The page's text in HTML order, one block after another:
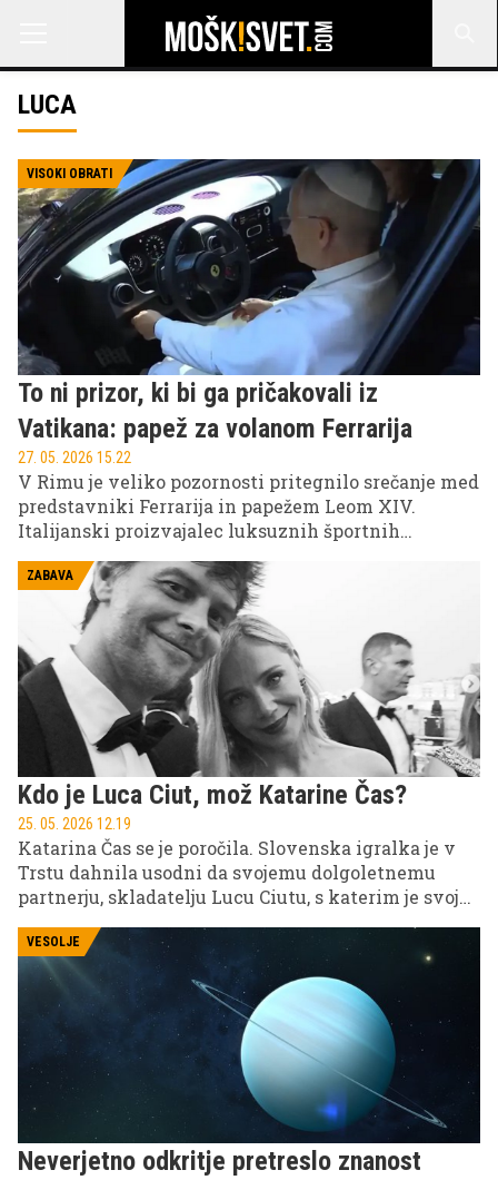
LUCA
VISOKI OBRATI
To ni prizor, ki bi ga pričakovali iz
Vatikana: papež za volanom Ferrarija
27. 05. 2026 15.22
V Rimu je veliko pozornosti pritegnilo srečanje med
predstavniki Ferrarija in papežem Leom XIV.
Italijanski proizvajalec luksuznih športnih
popolnoma električni model, imenovan Luce.
ZABAVA
Kdo je Luca Ciut, mož Katarine Čas?
25. 05. 2026 12.19
Katarina Čas se je poročila. Slovenska igralka je v
Trstu dahnila usodni da svojemu dolgoletnemu
partnerju, skladatelju Lucu Ciutu, s katerim je svojo
zvezo okronala s poroko v krogu bližnjih.
VESOLJE
Neverjetno odkritje pretreslo znanost